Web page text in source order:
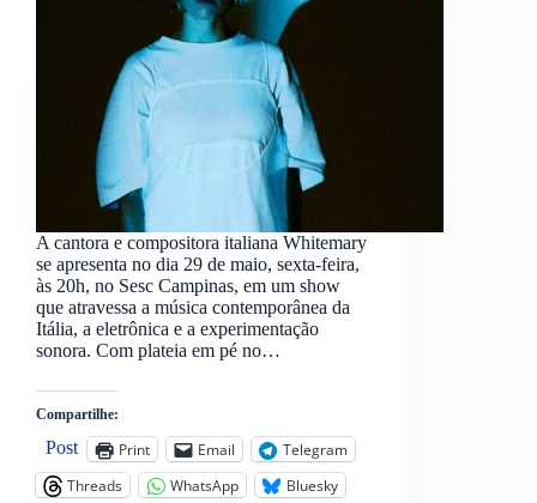
A cantora e compositora italiana Whitemary
se apresenta no dia 29 de maio, sexta-feira,
às 20h, no Sesc Campinas, em um show
que atravessa a música contemporânea da
Itália, a eletrônica e a experimentação
sonora. Com plateia em pé no…
Compartilhe:
Post Print Email
Telegram
Threads
WhatsApp Bluesky